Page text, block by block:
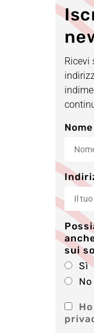
Ricevi
Nome
sui
Sì
No